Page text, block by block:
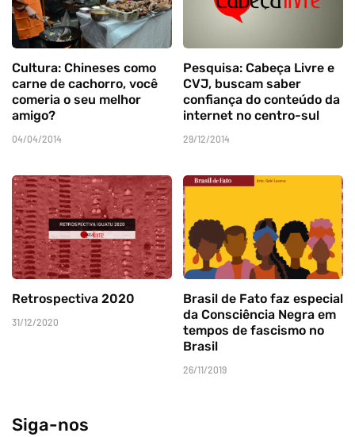
Cultura: Chineses como
carne de cachorro, você
comeria o seu melhor
amigo?
04/04/2014
Pesquisa: Cabeça Livre e
CVJ, buscam saber
confiança do conteúdo da
internet no centro-sul
29/12/2014
Retrospectiva 2020
31/12/2020
Brasil de Fato faz especial
da Consciência Negra em
tempos de fascismo no
Brasil
26/11/2019
Siga-nos